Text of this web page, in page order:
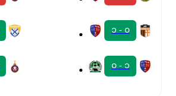
၁ - ၀
၀ - ၁